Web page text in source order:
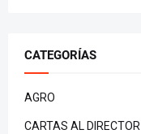
CATEGORÍAS
AGRO
CARTAS AL DIRECTOR